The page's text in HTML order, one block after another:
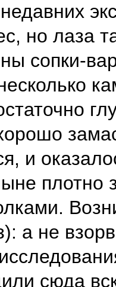
но лаза
сопки-
и
плотно
а не
сюда